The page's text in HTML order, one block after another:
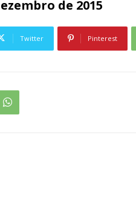
de 2015
Twitter Pinterest